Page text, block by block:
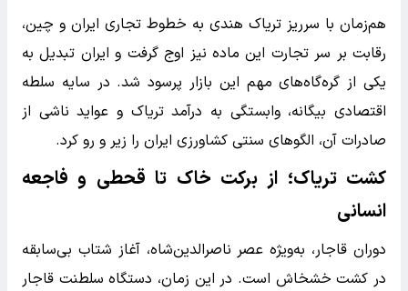
هم‌زمان با سرریز تریاک هندی به خطوط تجاری ایران و چین،
رقابت بر سر تجارت این ماده نیز اوج گرفت و ایران تبدیل به
یکی از گره‌گاه‌های مهم این بازار پرسود شد. در سایه سلطه
اقتصادی بیگانه، وابستگی به درآمد تریاک و عواید ناشی از
صادرات آن، الگوهای سنتی کشاورزی ایران را زیر و رو کرد.
کشت تریاک؛ از برکت خاک تا قحطی و فاجعه
انسانی
دوران قاجار، به‌ویژه عصر ناصرالدین‌شاه، آغاز شتاب بی‌سابقه
در کشت خشخاش است. در این زمان، دستگاه سلطنت قاجار